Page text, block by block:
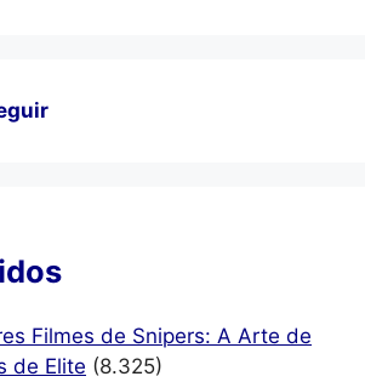
Filmes de Snipers: A Arte de
de Elite (8.325)